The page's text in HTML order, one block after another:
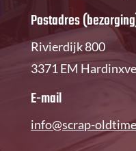
Postadres
Rivierdijk 800
3371 EM
E-mail
info@scrap-